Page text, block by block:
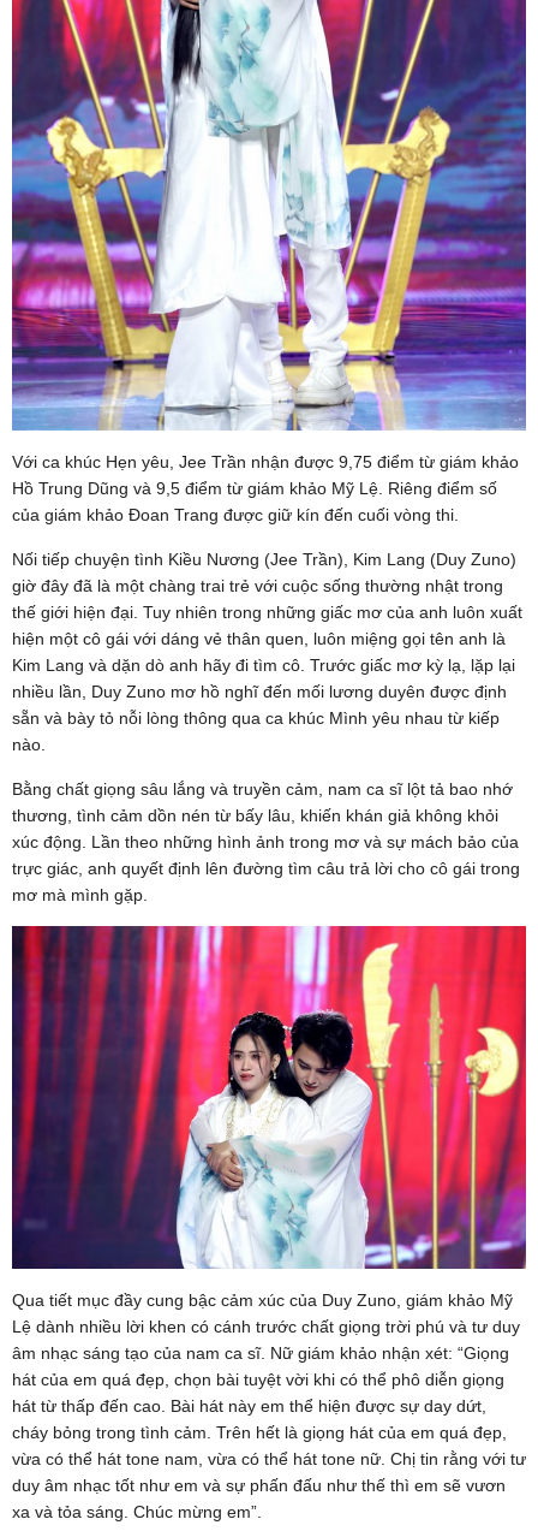
Với ca khúc Hẹn yêu, Jee Trần nhận được 9,75 điểm từ giám khảo
Hồ Trung Dũng và 9,5 điểm từ giám khảo Mỹ Lệ. Riêng điểm số
của giám khảo Đoan Trang được giữ kín đến cuối vòng thi.
Nối tiếp chuyện tình Kiều Nương (Jee Trần), Kim Lang (Duy Zuno)
giờ đây đã là một chàng trai trẻ với cuộc sống thường nhật trong
thế giới hiện đại. Tuy nhiên trong những giấc mơ của anh luôn xuất
hiện một cô gái với dáng vẻ thân quen, luôn miệng gọi tên anh là
Kim Lang và dặn dò anh hãy đi tìm cô. Trước giấc mơ kỳ lạ, lặp lại
nhiều lần, Duy Zuno mơ hồ nghĩ đến mối lương duyên được định
sẵn và bày tỏ nỗi lòng thông qua ca khúc Mình yêu nhau từ kiếp
nào.
Bằng chất giọng sâu lắng và truyền cảm, nam ca sĩ lột tả bao nhớ
thương, tình cảm dồn nén từ bấy lâu, khiến khán giả không khỏi
xúc động. Lần theo những hình ảnh trong mơ và sự mách bảo của
trực giác, anh quyết định lên đường tìm câu trả lời cho cô gái trong
mơ mà mình gặp.
Qua tiết mục đầy cung bậc cảm xúc của Duy Zuno, giám khảo Mỹ
Lệ dành nhiều lời khen có cánh trước chất giọng trời phú và tư duy
âm nhạc sáng tạo của nam ca sĩ. Nữ giám khảo nhận xét: “Giọng
hát của em quá đẹp, chọn bài tuyệt vời khi có thể phô diễn giọng
hát từ thấp đến cao. Bài hát này em thể hiện được sự day dứt,
cháy bỏng trong tình cảm. Trên hết là giọng hát của em quá đẹp,
vừa có thể hát tone nam, vừa có thể hát tone nữ. Chị tin rằng với tư
duy âm nhạc tốt như em và sự phấn đấu như thế thì em sẽ vươn
xa và tỏa sáng. Chúc mừng em”.